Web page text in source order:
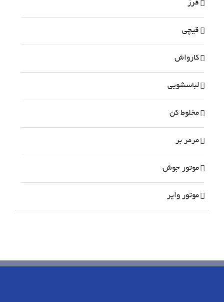
فرز
قیچی
کارواش
لباسشویی
مخلوط کن
مرمر بر
موتور جوش
موتور وایر